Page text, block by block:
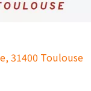
31400 Toulouse